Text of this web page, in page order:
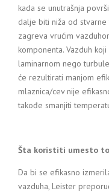
kada se unutrašnja
dalje biti niža od
zagreva vrućim
komponenta. Vazduh
laminarnom nego
će rezultirati manjom
mlaznica/cev nije
takođe smanjiti
Šta koristiti umesto
Da bi se efikasno
vazduha, Leister